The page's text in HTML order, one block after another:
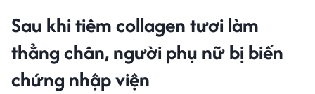
Sau khi tiêm collagen tươi làm
thẳng chân, người phụ nữ bị biến
chứng nhập viện